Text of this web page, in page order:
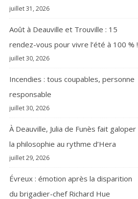
juillet 31, 2026
Août à Deauville et Trouville : 15
rendez-vous pour vivre l’été à 100 % !
juillet 30, 2026
Incendies : tous coupables, personne
responsable
juillet 30, 2026
À Deauville, Julia de Funès fait galoper
la philosophie au rythme d’Hera
juillet 29, 2026
Évreux : émotion après la disparition
du brigadier-chef Richard Hue